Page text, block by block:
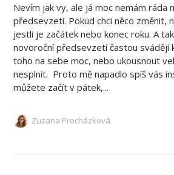
Nevím jak vy, ale já moc nemám ráda
předsevzetí. Pokud chci něco změnit,
jestli je začátek nebo konec roku. A
novoroční předsevzetí častou svádějí
toho na sebe moc, nebo ukousnout
nesplnit. Proto mě napadlo spíš vás
můžete začít v pátek,...
Zuzana Procházková